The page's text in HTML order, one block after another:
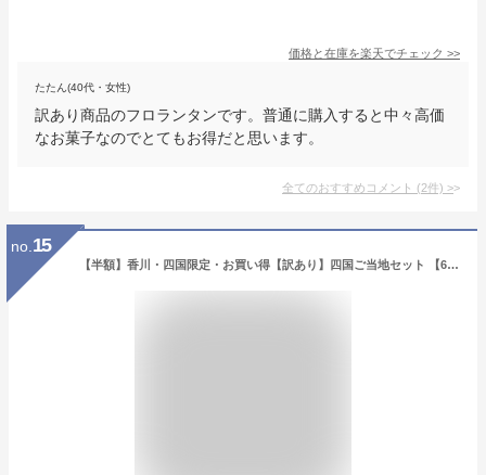
価格と在庫を楽天でチェック >>
たたん(40代・女性)
訳あり商品のフロランタンです。普通に購入すると中々高価
なお菓子なのでとてもお得だと思います。
全てのおすすめコメント (2件) >
no. 15
【半額】香川・四国限定・お買い得【訳あり】四国ご当地セット 【6,000円相当が3,000円】